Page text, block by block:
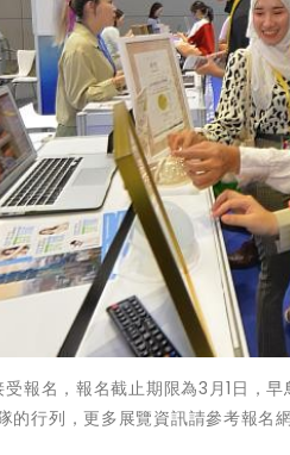
報名，報名截止期限為3月1日，
的行列，更多展覽資訊請參考報名